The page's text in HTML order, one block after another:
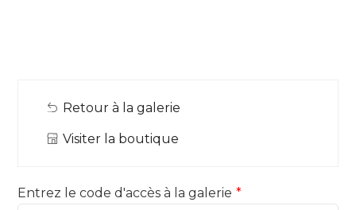
Retour à la galerie
Visiter la boutique
Entrez le code d'accès à la galerie *